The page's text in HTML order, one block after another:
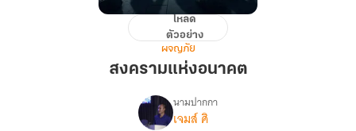
สงคราม
อนาคต
โหลด
ตัวอย่าง
ผจญภัย
สงครามแห่งอนาคต
เรื่อง
นามปากกา
เจมส์ ศิ